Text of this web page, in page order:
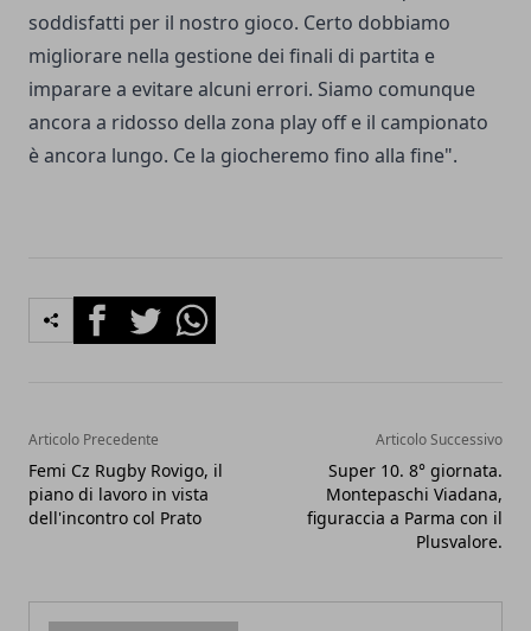
soddisfatti per il nostro gioco. Certo dobbiamo
migliorare nella gestione dei finali di partita e
imparare a evitare alcuni errori. Siamo comunque
ancora a ridosso della zona play off e il campionato
è ancora lungo. Ce la giocheremo fino alla fine".
FacebookTwitterWhatsapp
Articolo Precedente
Femi Cz Rugby Rovigo, il
piano di lavoro in vista
dell'incontro col Prato
Articolo Successivo
Super 10. 8° giornata.
Montepaschi Viadana,
figuraccia a Parma con il
Plusvalore.